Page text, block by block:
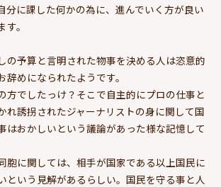
分に課した何かの為に、進んでいく方が良い
。
の予算と言明された物事を決める人は恣意的
辞めになられたようです。
方でしたっけ？そこで自主的にプロの仕事と
れ誘拐されたジャーナリストの身に関して国
はおかしいという議論があった様な記憶して
胞に関しては、相手が国家である以上国民に
という見解があるらしい。国民を守る事と人